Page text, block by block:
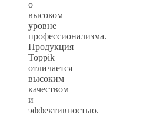
о
высоком
уровне
профессионализма.
Продукция
Toppik
отличается
высоким
качеством
и
эффективностью.